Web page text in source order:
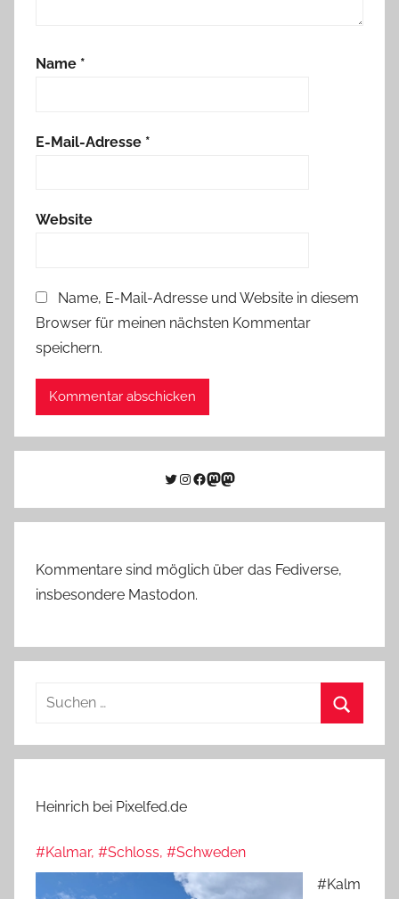
Name *
E-Mail-Adresse *
Website
Name, E-Mail-Adresse und Website in diesem
Browser für meinen nächsten Kommentar
speichern.
Twitter
Instagram
Facebook
Link zu Mastodon
Mastodon
Kommentare sind möglich über das Fediverse,
insbesondere Mastodon.
Suchen
Heinrich bei Pixelfed.de
#Kalmar, #Schloss, #Schweden
#Kalm